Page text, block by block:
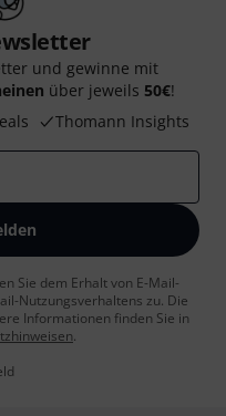
und gewinne mit
über jeweils 50€!
Thomann Insights
Sie dem Erhalt von E-Mail-
Nutzungsverhaltens zu. Die
Informationen finden Sie in
.